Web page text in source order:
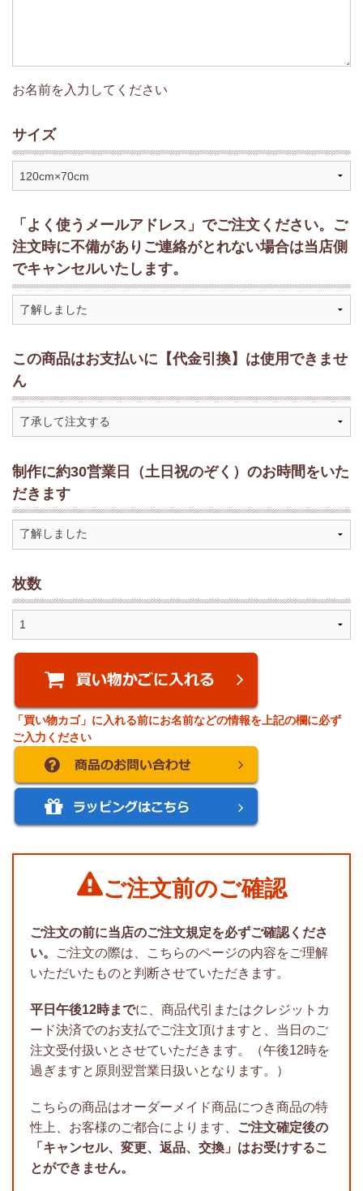
お名前を入力してください
サイズ
「よく使うメールアドレス」でご注文ください。ご
注文時に不備がありご連絡がとれない場合は当店側
でキャンセルいたします。
この商品はお支払いに【代金引換】は使用できませ
ん
制作に約30営業日（土日祝のぞく）のお時間をいた
だきます
枚数
「買い物カゴ」に入れる前にお名前などの情報を上記の欄に必ず
ご入力ください
ご注文前のご確認
ご注文の前に当店のご注文規定を必ずご確認くださ
い。
ご注文の際は、こちらのページの内容をご理解
いただいたものと判断させていただきます。
平日午後12時までに、商品代引またはクレジットカ
ード決済でのお支払でご注文頂けますと、当日のご
注文受付扱いとさせていただきます。（午後12時を
過ぎますと原則翌営業日扱いとなります。）
こちらの商品はオーダーメイド商品につき商品の特
性上、お客様のご都合によります、
ご注文確定後の
「キャンセル、変更、返品、交換」はお受けするこ
とができません。